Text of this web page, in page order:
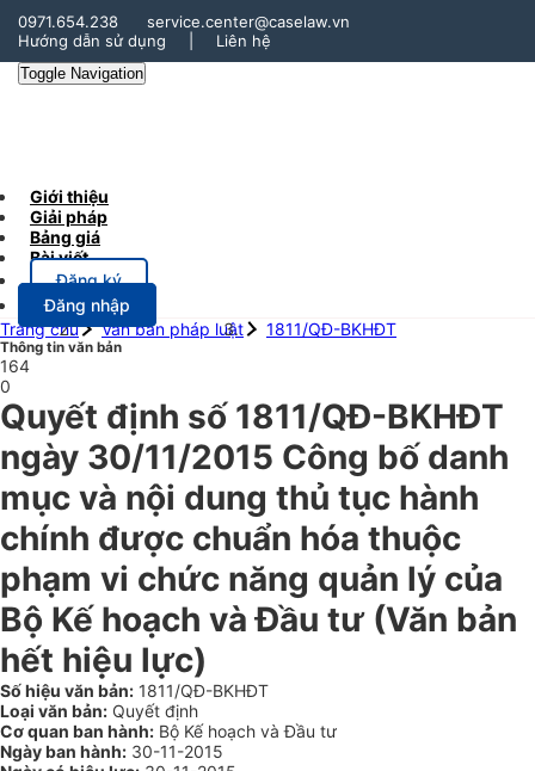
0971.654.238
service.center@caselaw.vn
Hướng dẫn sử dụng
Liên hệ
Toggle Navigation
Giới thiệu
Giải pháp
Bảng giá
Bài viết
Đăng ký
Đăng nhập
Trang chủ
Văn bản pháp luật 1811/QĐ-BKHĐT
Thông tin văn bản
164
0
Quyết định số 1811/QĐ-BKHĐT
ngày 30/11/2015 Công bố danh
mục và nội dung thủ tục hành
chính được chuẩn hóa thuộc
phạm vi chức năng quản lý của
Bộ Kế hoạch và Đầu tư (Văn bản
hết hiệu lực)
Số hiệu văn bản: 1811/QĐ-BKHĐT
Loại văn bản: Quyết định
Cơ quan ban hành: Bộ Kế hoạch và Đầu tư
Ngày ban hành: 30-11-2015